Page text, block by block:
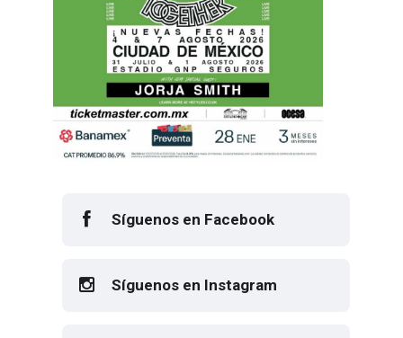
Síguenos en Facebook
Síguenos en Instagram